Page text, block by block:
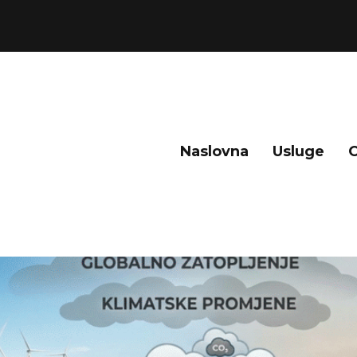
Naslovna Usluge